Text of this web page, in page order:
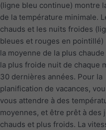
(ligne bleu continue) montre
de la température minimale.
chauds et les nuits froides
bleues et rouges en pointillé)
la moyenne de la plus
la plus froide nuit de chaque
30 dernières années. Pour la
planification de vacances,
vous attendre à des
moyennes, et être prêt à des
chauds et plus froids. La